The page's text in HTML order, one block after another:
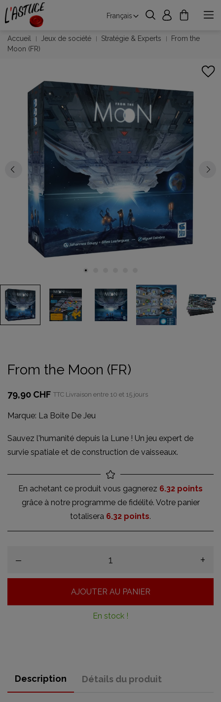
Français
Accueil Jeux de société Stratégie & Experts
From the
Moon (FR)
From the Moon (FR)
79,90 CHF TTC Livraison entre 10 et 15 jours
Marque: La Boite De Jeu
Sauvez l'humanité depuis la Lune ! Un jeu expert de
survie spatiale et de construction de vaisseaux.
En achetant ce produit vous gagnerez 6.32 points
grâce à notre programme de fidélité. Votre panier
totalisera 6.32 points.
– +
AJOUTER AU PANIER
En stock !
Description Détails du produit